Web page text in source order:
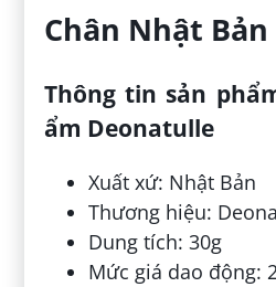
Chân Nhật Bản
Thông tin sản
ẩm Deonatulle
Xuất xứ: Nhật Bản
Thương hiệu:
Dung tích: 30g
Mức giá dao động: